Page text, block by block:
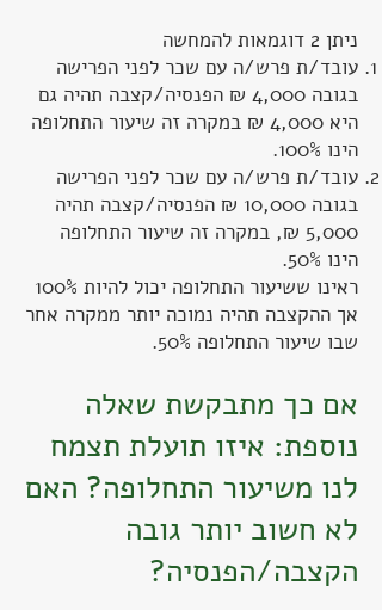
ניתן 2 דוגמאות להמחשה
עובד/ת פרש/ה עם שכר לפני הפרישה
בגובה 4,000 ₪ הפנסיה/קצבה תהיה גם
היא 4,000 ₪ במקרה זה שיעור התחלופה
הינו 100%.
עובד/ת פרש/ה עם שכר לפני הפרישה
בגובה 10,000 ₪ הפנסיה/קצבה תהיה
5,000 ₪, במקרה זה שיעור התחלופה
הינו 50%.
ראינו ששיעור התחלופה יכול להיות 100%
אך ההקצבה תהיה נמוכה יותר ממקרה אחר
שבו שיעור התחלופה 50%.
אם כך מתבקשת שאלה
נוספת: איזו תועלת תצמח
לנו משיעור התחלופה? האם
לא חשוב יותר גובה
הקצבה/הפנסיה?